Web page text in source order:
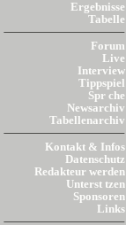
Ergebnisse
Tabelle
Forum
Live
Interview
Tippspiel
Spr che
Newsarchiv
Tabellenarchiv
Kontakt & Infos
Datenschutz
Redakteur werden
Unterst tzen
Sponsoren
Links